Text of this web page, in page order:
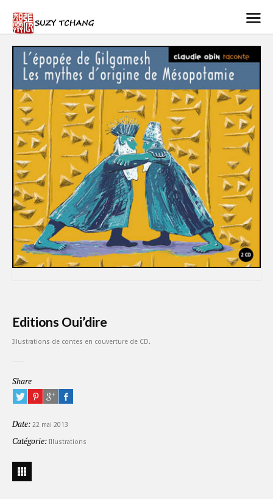
Editions Oui’dire
Illustrations de contes en couverture de CD.
Share
Date: 22 mai 2013
Catégorie: Illustrations